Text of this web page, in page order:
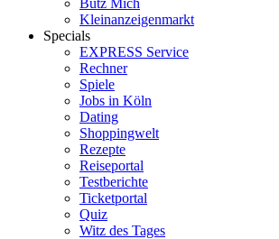
Kleinanzeigenmarkt
Specials
EXPRESS Service
Rechner
Spiele
Jobs in Köln
Dating
Shoppingwelt
Rezepte
Reiseportal
Testberichte
Ticketportal
Quiz
Witz des Tages